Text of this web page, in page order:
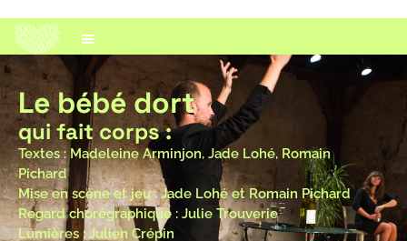
Le bébé dort
qui fait corps :
Textes : Madeleine Arminjon, Jade Lohé, Romain
Pichard
Mise en scène et jeu : Jade Lohé et Romain Pichard
Regard chorégraphique : Julie Trouverie
Lumières : Julien Crépin